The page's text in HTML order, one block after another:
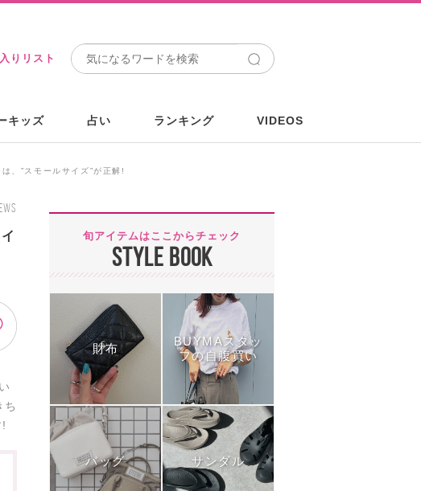
りリスト
キッズ 占い ランキング VIDEOS
、”スモールサイズ”が正解!
ち
旬アイテムはここからチェック
STYLE BOOK
財布
BUYMAスタッ
フの自腹買い
バッグ サンダル